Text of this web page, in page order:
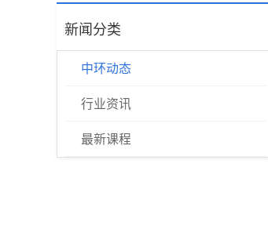
新闻分类
中环动态
行业资讯
最新课程